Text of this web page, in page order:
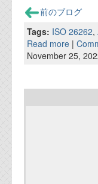
前のブログ
Tags: ISO 26262,
Read more |
November 25,